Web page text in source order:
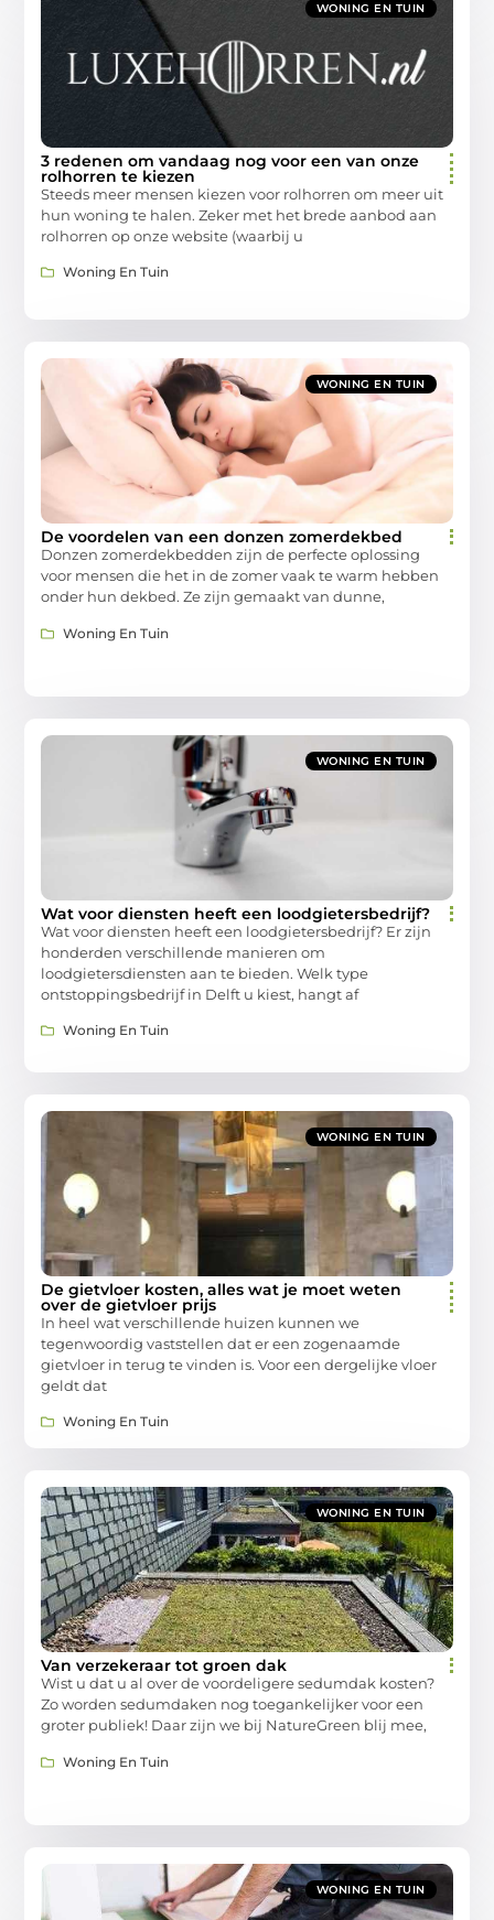
WONING EN TUIN
3 redenen om vandaag nog voor een van onze
rolhorren te kiezen
Steeds meer mensen kiezen voor rolhorren om meer uit
hun woning te halen. Zeker met het brede aanbod aan
rolhorren op onze website (waarbij u
Woning En Tuin
WONING EN TUIN
De voordelen van een donzen zomerdekbed
Donzen zomerdekbedden zijn de perfecte oplossing
voor mensen die het in de zomer vaak te warm hebben
onder hun dekbed. Ze zijn gemaakt van dunne,
Woning En Tuin
WONING EN TUIN
Wat voor diensten heeft een loodgietersbedrijf?
Wat voor diensten heeft een loodgietersbedrijf? Er zijn
honderden verschillende manieren om
loodgietersdiensten aan te bieden. Welk type
ontstoppingsbedrijf in Delft u kiest, hangt af
Woning En Tuin
WONING EN TUIN
De gietvloer kosten, alles wat je moet weten
over de gietvloer prijs
In heel wat verschillende huizen kunnen we
tegenwoordig vaststellen dat er een zogenaamde
gietvloer in terug te vinden is. Voor een dergelijke vloer
geldt dat
Woning En Tuin
WONING EN TUIN
Van verzekeraar tot groen dak
Wist u dat u al over de voordeligere sedumdak kosten?
Zo worden sedumdaken nog toegankelijker voor een
groter publiek! Daar zijn we bij NatureGreen blij mee,
Woning En Tuin
WONING EN TUIN